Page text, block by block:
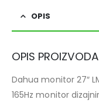
OPIS
OPIS PROIZVODA
Dahua monitor 27″
165Hz monitor